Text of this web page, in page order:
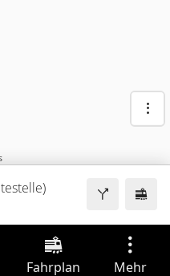
Fahrplan Mehr